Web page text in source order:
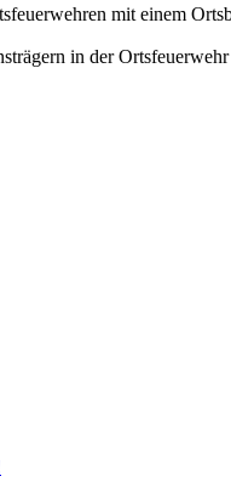
mit einem
in der